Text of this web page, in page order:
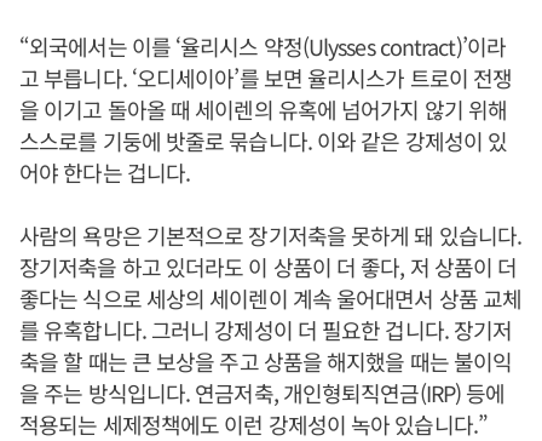
“외국에서는 이를 ‘율리시스 약정(Ulysses contract)’이라
고 부릅니다. ‘오디세이아’를 보면 율리시스가 트로이 전쟁
을 이기고 돌아올 때 세이렌의 유혹에 넘어가지 않기 위해
스스로를 기둥에 밧줄로 묶습니다. 이와 같은 강제성이 있
어야 한다는 겁니다.
사람의 욕망은 기본적으로 장기저축을 못하게 돼 있습니다.
장기저축을 하고 있더라도 이 상품이 더 좋다, 저 상품이 더
좋다는 식으로 세상의 세이렌이 계속 울어대면서 상품 교체
를 유혹합니다. 그러니 강제성이 더 필요한 겁니다. 장기저
축을 할 때는 큰 보상을 주고 상품을 해지했을 때는 불이익
을 주는 방식입니다. 연금저축, 개인형퇴직연금(IRP) 등에
적용되는 세제정책에도 이런 강제성이 녹아 있습니다.”